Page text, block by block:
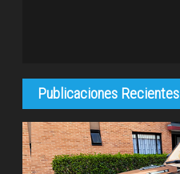
Publicaciones Recientes